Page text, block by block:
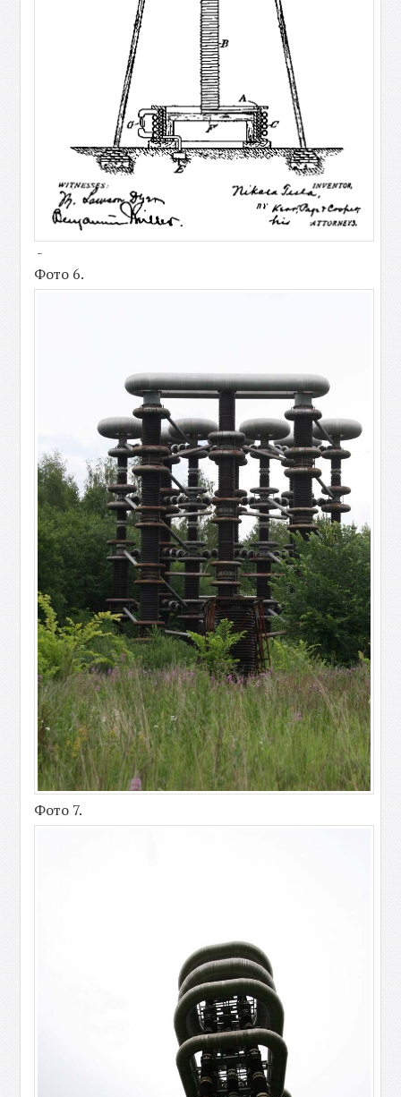
-
Фото 6.
Фото 7.